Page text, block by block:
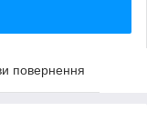
повернення